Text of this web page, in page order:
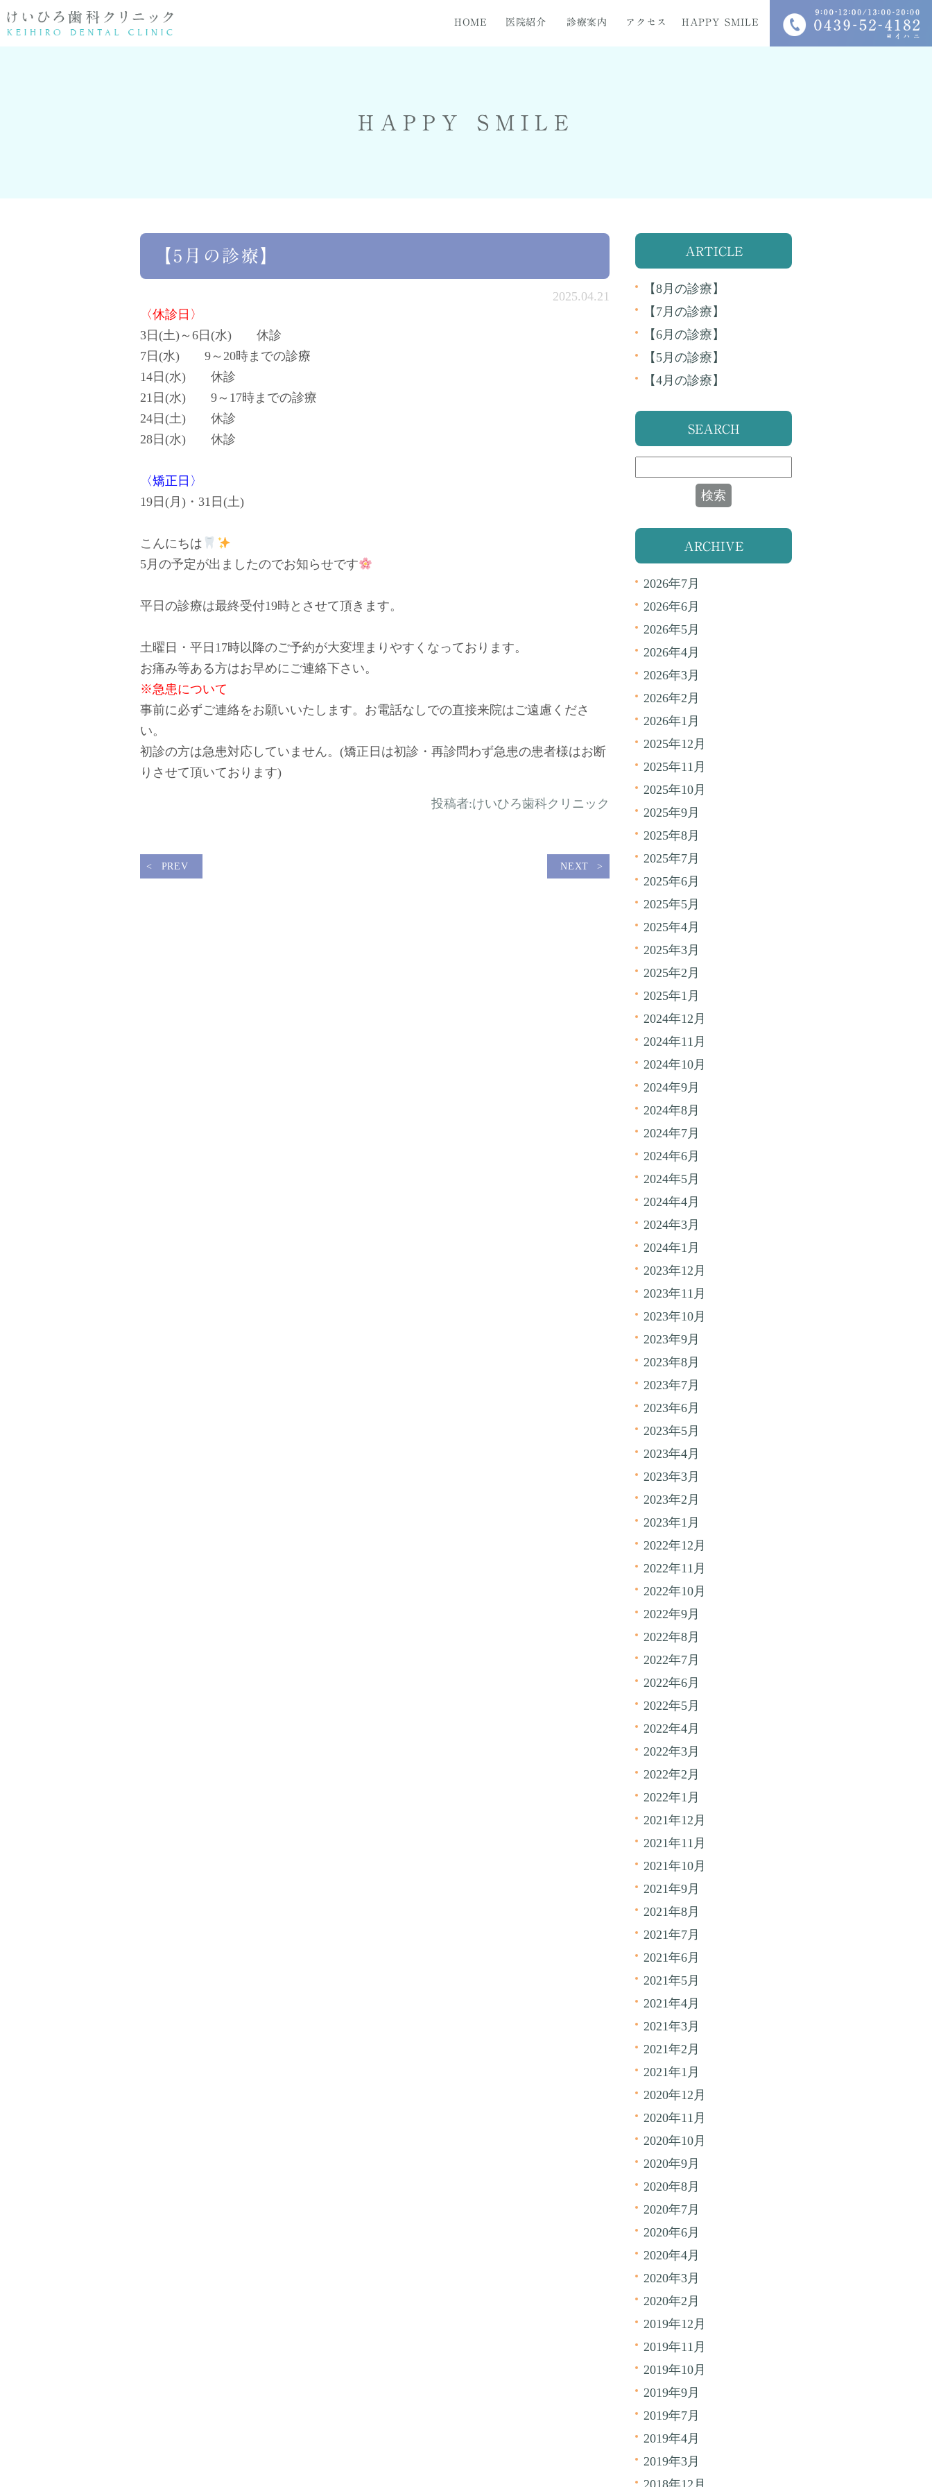
HOME 医院紹介
医院フォト 料金表
診療案内
ホワイトニング セラミック治療
アクセス HAPPY SMILE
HAPPY SMILE
【5月の診療】
2025.04.21
〈休診日〉
3日(土)～6日(水) 休診
7日(水) 9～20時までの診療
14日(水) 休診
21日(水) 9～17時までの診療
24日(土) 休診
28日(水) 休診
〈矯正日〉
19日(月)・31日(土)
こんにちは
5月の予定が出ましたのでお知らせです
平日の診療は最終受付19時とさせて頂きます。
土曜日・平日17時以降のご予約が大変埋まりやすくなっております。
お痛み等ある方はお早めにご連絡下さい。
※急患について
事前に必ずご連絡をお願いいたします。お電話なしでの直接来院はご遠慮くださ
い。
初診の方は急患対応していません。(矯正日は初診・再診問わず急患の患者様はお断
りさせて頂いております)
投稿者:けいひろ歯科クリニック
PREV NEXT
ARTICLE
【8月の診療】
【7月の診療】
【6月の診療】
【5月の診療】
【4月の診療】
SEARCH
ARCHIVE
2026年7月
2026年6月
2026年5月
2026年4月
2026年3月
2026年2月
2026年1月
2025年12月
2025年11月
2025年10月
2025年9月
2025年8月
2025年7月
2025年6月
2025年5月
2025年4月
2025年3月
2025年2月
2025年1月
2024年12月
2024年11月
2024年10月
2024年9月
2024年8月
2024年7月
2024年6月
2024年5月
2024年4月
2024年3月
2024年1月
2023年12月
2023年11月
2023年10月
2023年9月
2023年8月
2023年7月
2023年6月
2023年5月
2023年4月
2023年3月
2023年2月
2023年1月
2022年12月
2022年11月
2022年10月
2022年9月
2022年8月
2022年7月
2022年6月
2022年5月
2022年4月
2022年3月
2022年2月
2022年1月
2021年12月
2021年11月
2021年10月
2021年9月
2021年8月
2021年7月
2021年6月
2021年5月
2021年4月
2021年3月
2021年2月
2021年1月
2020年12月
2020年11月
2020年10月
2020年9月
2020年8月
2020年7月
2020年6月
2020年4月
2020年3月
2020年2月
2019年12月
2019年11月
2019年10月
2019年9月
2019年7月
2019年4月
2019年3月
2018年12月